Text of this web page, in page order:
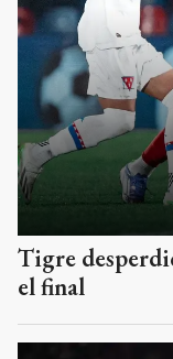
Tigre
el final